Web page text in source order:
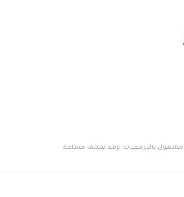
مشغول بالبرمجيات. وقد تختلف مساحة